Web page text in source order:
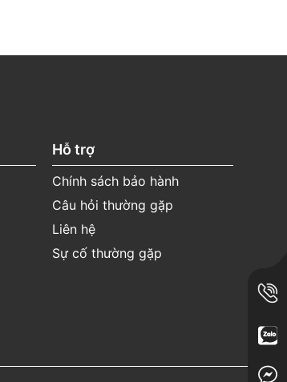
Hỗ trợ
Chính sách bảo hành
Câu hỏi thường gặp
Liên hệ
Sự cố thường gặp